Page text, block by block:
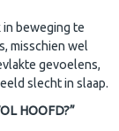
beweging te
misschien wel
gevoelens,
slecht in slaap.
HOOFD?”